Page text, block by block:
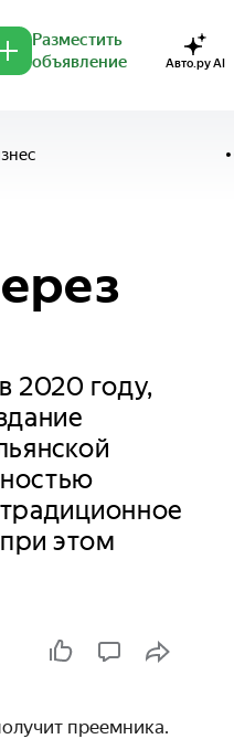
Разместить
объявление
Авто.ру AI
2020 году,
этом
преемника.